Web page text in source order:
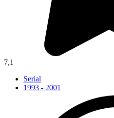
7,1
Serial
1993 - 2001